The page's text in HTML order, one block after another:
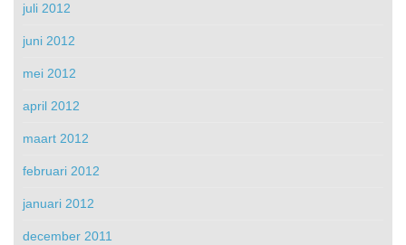
juli 2012
juni 2012
mei 2012
april 2012
maart 2012
februari 2012
januari 2012
december 2011